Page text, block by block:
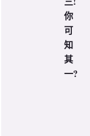
你
可
知
其
一?